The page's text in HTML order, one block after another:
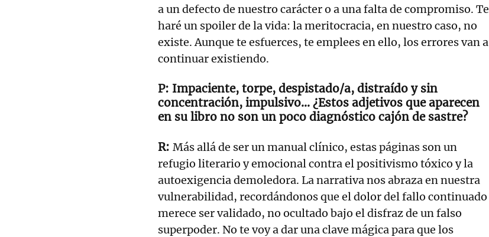
a un defecto de nuestro carácter o a una falta de compromiso. Te
haré un spoiler de la vida: la meritocracia, en nuestro caso, no
existe. Aunque te esfuerces, te emplees en ello, los errores van a
continuar existiendo.
Impaciente, torpe, despistado/a, distraído y sin
concentración, impulsivo… ¿Estos adjetivos que aparecen
en su libro no son un poco diagnóstico cajón de sastre?
Más allá de ser un manual clínico, estas páginas son un
refugio literario y emocional contra el positivismo tóxico y la
autoexigencia demoledora. La narrativa nos abraza en nuestra
vulnerabilidad, recordándonos que el dolor del fallo continuado
merece ser validado, no ocultado bajo el disfraz de un falso
superpoder. No te voy a dar una clave mágica para que los